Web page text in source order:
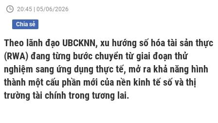
20:45 | 05/06/2026
Chia sẻ
Theo lãnh đạo UBCKNN, xu hướng số hóa tài sản thực
(RWA) đang từng bước chuyển từ giai đoạn thử
nghiệm sang ứng dụng thực tế, mở ra khả năng hình
thành một cấu phần mới của nền kinh tế số và thị
trường tài chính trong tương lai.